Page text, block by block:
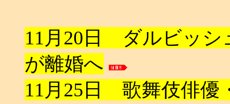
11月20日 ダルビッシ
が離婚へ
11月25日 歌舞伎俳優